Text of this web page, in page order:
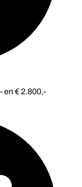
en € 2.800,-